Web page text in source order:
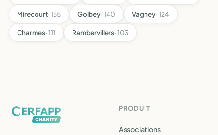
Mirecourt· 155 Golbey· 140 Vagney· 124
Charmes· 111 Rambervillers· 103
PRODUIT
Associations